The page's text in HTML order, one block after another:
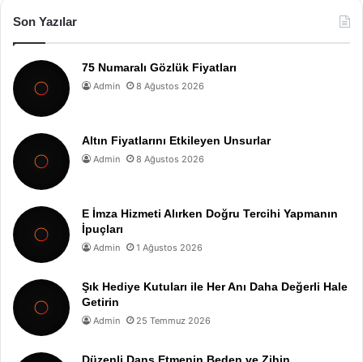
Son Yazılar
75 Numaralı Gözlük Fiyatları
Admin 8 Ağustos 2026
Altın Fiyatlarını Etkileyen Unsurlar
Admin 8 Ağustos 2026
E İmza Hizmeti Alırken Doğru Tercihi Yapmanın
İpuçları
Admin 1 Ağustos 2026
Şık Hediye Kutuları ile Her Anı Daha Değerli Hale
Getirin
Admin 25 Temmuz 2026